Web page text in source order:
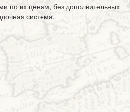
по их ценам, без дополнительных
система.